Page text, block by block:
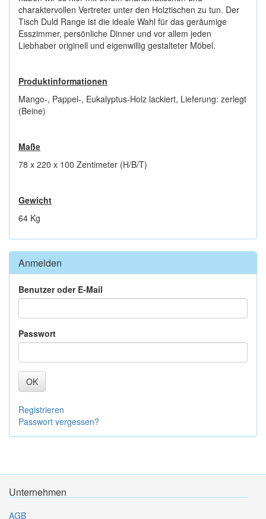
charaktervollen Vertreter unter den Holztischen zu tun. Der
Tisch Duld Range ist die ideale Wahl für das geräumige
Esszimmer, persönliche Dinner und vor allem jeden
Liebhaber originell und eigenwillig gestalteter Möbel.
Produktinformationen
Mango-, Pappel-, Eukalyptus-Holz lackiert, Lieferung: zerlegt
(Beine)
Maße
78 x 220 x 100 Zentimeter (H/B/T)
Gewicht
64 Kg
Anmelden
Benutzer oder E-Mail
Passwort
OK
Registrieren
Passwort vergessen?
Unternehmen
AGB